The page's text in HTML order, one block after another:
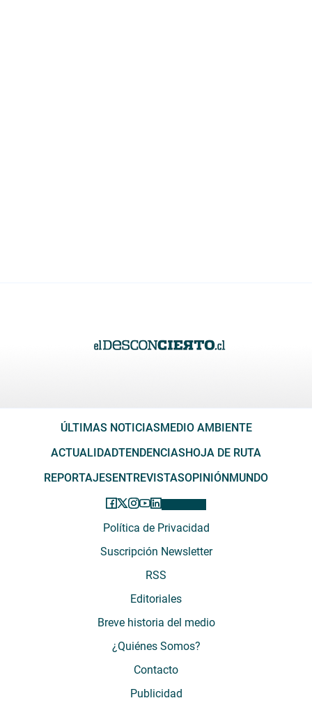
ÚLTIMAS NOTICIASMEDIO AMBIENTE
ACTUALIDADTENDENCIASHOJA DE RUTA
REPORTAJESENTREVISTASOPINIÓNMUNDO
Política de Privacidad
Suscripción Newsletter
RSS
Editoriales
Breve historia del medio
¿Quiénes Somos?
Contacto
Publicidad